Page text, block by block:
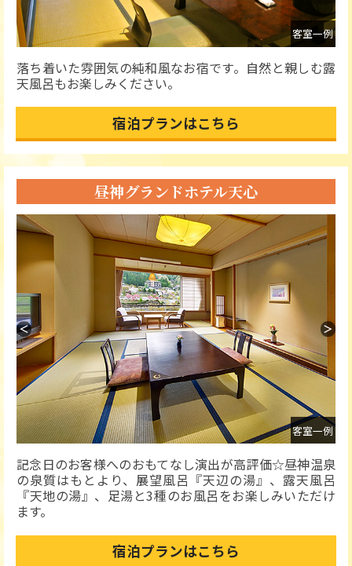
客室一例
落ち着いた雰囲気の純和風なお宿です。自然と親しむ露
天風呂もお楽しみください。
宿泊プランはこちら
昼神グランドホテル天心
＜
客室一例
＞
記念日のお客様へのおもてなし演出が高評価☆昼神温泉
の泉質はもとより、展望風呂『天辺の湯』、露天風呂
『天地の湯』、足湯と3種のお風呂をお楽しみいただけ
ます。
宿泊プランはこちら